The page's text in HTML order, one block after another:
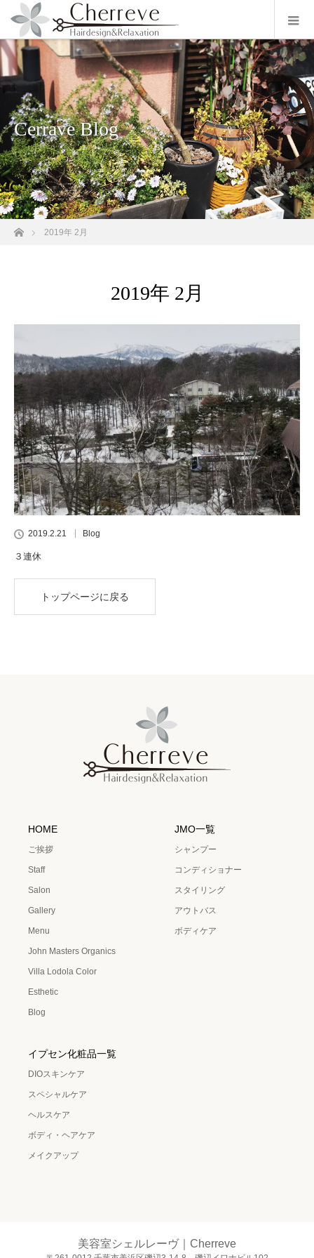
Cerrave Blog
ホーム2019年 2月
2019年 2月
2019.2.21 Blog
３連休
トップページに戻る
HOME
ご挨拶
Staff
Salon
Gallery
Menu
John Masters Organics
Villa Lodola Color
Esthetic
Blog
JMO一覧
シャンプー
コンディショナー
スタイリング
アウトバス
ボディケア
イプセン化粧品一覧
DIOスキンケア
スペシャルケア
ヘルスケア
ボディ・ヘアケア
メイクアップ
美容室シェルレーヴ｜Cherreve